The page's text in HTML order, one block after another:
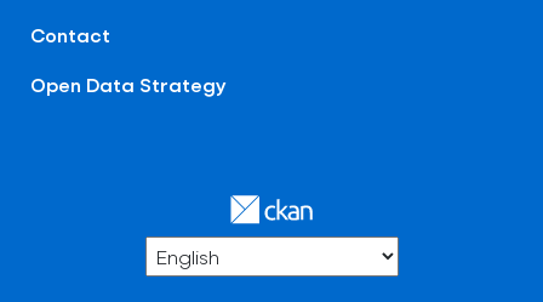
Contact
Open Data Strategy